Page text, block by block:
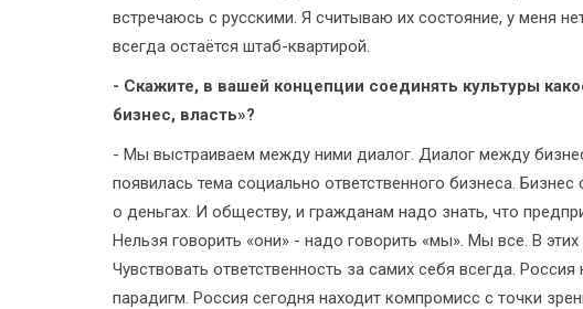
встречаюсь с русскими. Я считываю их состояние, у меня
всегда остаётся штаб-квартирой.
- Скажите, в вашей концепции соединять культуры
бизнес, власть»?
- Мы выстраиваем между ними диалог. Диалог между
появилась тема социально ответственного бизнеса.
о деньгах. И обществу, и гражданам надо знать, что
Нельзя говорить «они» - надо говорить «мы». Мы все. В
Чувствовать ответственность за самих себя всегда.
парадигм. Россия сегодня находит компромисс с точки